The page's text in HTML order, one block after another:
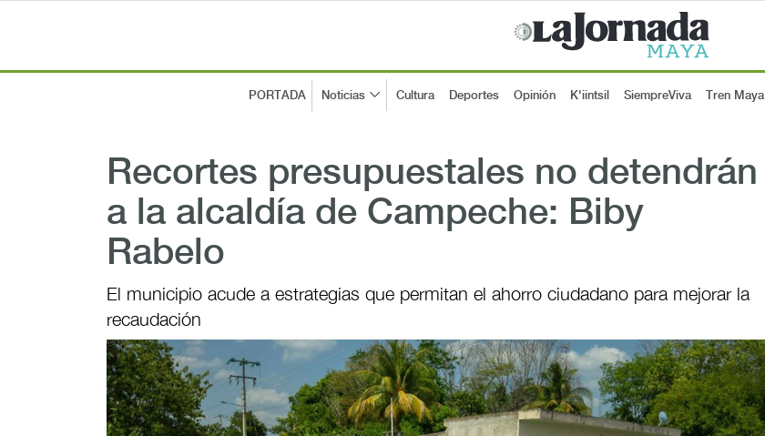
PORTADA Noticias Cultura Deportes Opinión K'iintsil SiempreViva Tren Maya
Recortes presupuestales no detendrán
a la alcaldía de Campeche: Biby
Rabelo
El municipio acude a estrategias que permitan el ahorro ciudadano para mejorar la
recaudación